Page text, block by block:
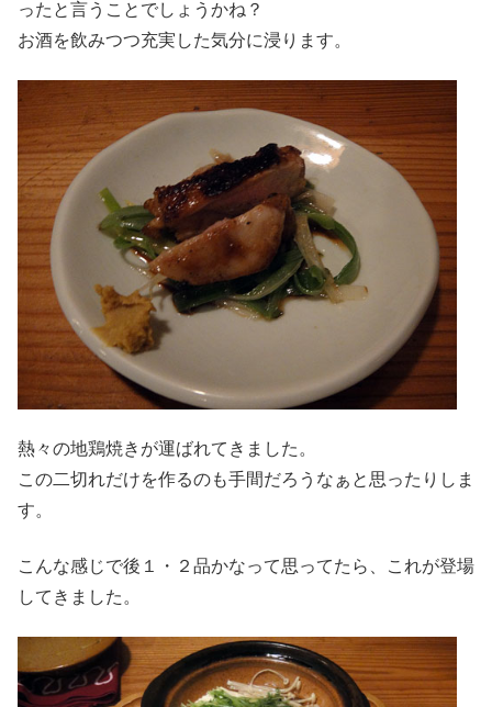
ったと言うことでしょうかね？
お酒を飲みつつ充実した気分に浸ります。
熱々の地鶏焼きが運ばれてきました。
この二切れだけを作るのも手間だろうなぁと思ったりしま
す。
こんな感じで後１・２品かなって思ってたら、これが登場
してきました。